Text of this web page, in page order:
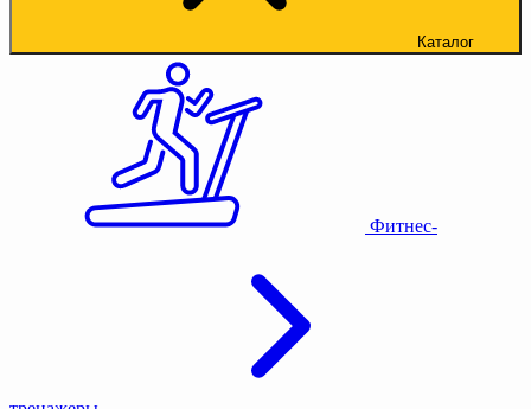
Каталог
Фитнес-